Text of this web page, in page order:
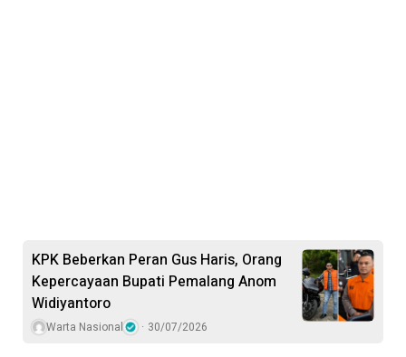
KPK Beberkan Peran Gus Haris, Orang
Kepercayaan Bupati Pemalang Anom
Widiyantoro
Warta Nasional 30/07/2026